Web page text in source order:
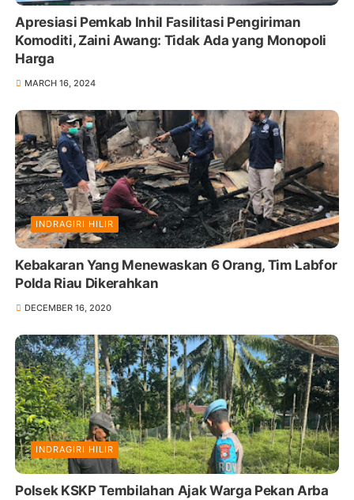
Apresiasi Pemkab Inhil Fasilitasi Pengiriman
Komoditi, Zaini Awang: Tidak Ada yang Monopoli
Harga
MARCH 16, 2024
INDRAGIRI HILIR
Kebakaran Yang Menewaskan 6 Orang, Tim Labfor
Polda Riau Dikerahkan
DECEMBER 16, 2020
INDRAGIRI HILIR
Polsek KSKP Tembilahan Ajak Warga Pekan Arba